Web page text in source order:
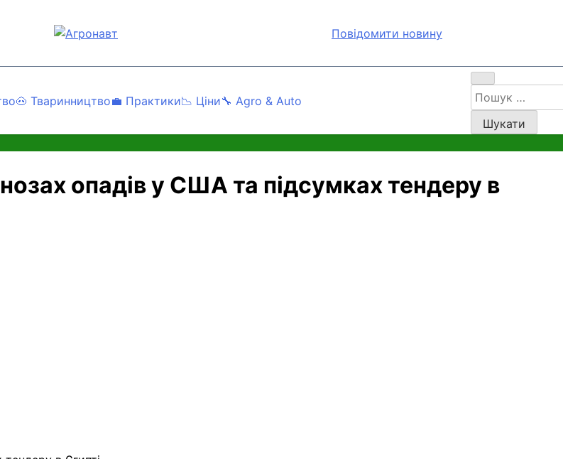
Повідомити новину
🐽 Тваринництво💼 Практики📉 Ціни🔧 Agro & Auto
Пошук:
опадів у США та підсумках тендеру в